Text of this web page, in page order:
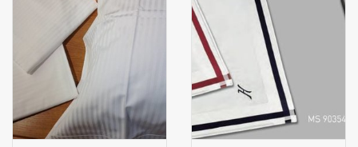
Norme ÖKO-Tex 100